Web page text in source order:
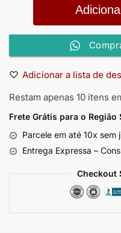
Adicionar a lista de
Restam apenas 10 itens
Frete Grátis para o Região
Parcele em até 10x sem
Entrega Expressa –
Checkout